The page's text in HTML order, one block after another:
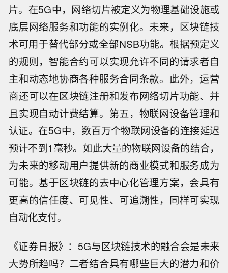
片。在5G中，网络切片被定义为物理基础设施或
底层网络服务和功能的实例化。未来，区块链技
术可用于替代部分或全部NSB功能。根据预定义
的规则，智能合约可以实现允许不同的请求者自
主和动态地协商各种服务合同条款。此外，运营
商还可以在区块链注册和发布网络切片功能、并
且实现自动计费结算。第五，物联网设备管理和
认证。在5G中，数百万个物联网设备的连接延迟
预计不到1毫秒。如此大量的物联网设备的结合，
为未来的移动用户提供新的商业模式和服务成为
可能。基于区块链的去中心化管理方案，会具有
更高的信任度、可见性、可追溯性，同样可实现
自动化支付。
《证券日报》：5G与区块链技术的融合会是未来
大势所趋吗？二者结合具有哪些巨大的潜力和价